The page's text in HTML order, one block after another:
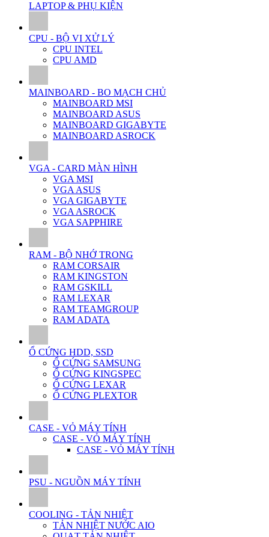
LAPTOP & PHỤ KIỆN
CPU - BỘ VI XỬ LÝ
CPU INTEL
CPU AMD
MAINBOARD - BO MẠCH CHỦ
MAINBOARD MSI
MAINBOARD ASUS
MAINBOARD GIGABYTE
MAINBOARD ASROCK
VGA - CARD MÀN HÌNH
VGA MSI
VGA ASUS
VGA GIGABYTE
VGA ASROCK
VGA SAPPHIRE
RAM - BỘ NHỚ TRONG
RAM CORSAIR
RAM KINGSTON
RAM GSKILL
RAM LEXAR
RAM TEAMGROUP
RAM ADATA
Ổ CỨNG HDD, SSD
Ổ CỨNG SAMSUNG
Ổ CỨNG KINGSPEC
Ổ CỨNG LEXAR
Ổ CỨNG PLEXTOR
CASE - VỎ MÁY TÍNH
CASE - VỎ MÁY TÍNH
CASE - VỎ MÁY TÍNH
PSU - NGUỒN MÁY TÍNH
COOLING - TẢN NHIỆT
TẢN NHIỆT NƯỚC AIO